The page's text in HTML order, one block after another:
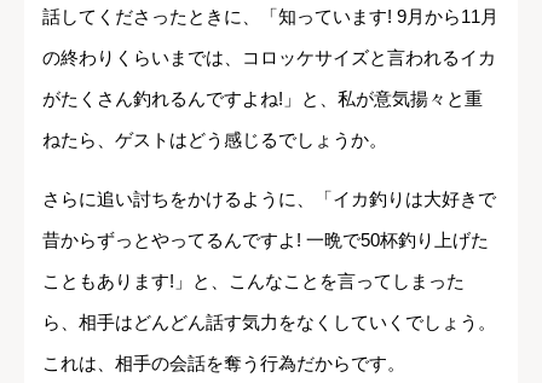
話してくださったときに、「知っています! 9月から11月
の終わりくらいまでは、コロッケサイズと言われるイカ
がたくさん釣れるんですよね!」と、私が意気揚々と重
ねたら、ゲストはどう感じるでしょうか。
さらに追い討ちをかけるように、「イカ釣りは大好きで
昔からずっとやってるんですよ! 一晩で50杯釣り上げた
こともあります!」と、こんなことを言ってしまった
ら、相手はどんどん話す気力をなくしていくでしょう。
これは、相手の会話を奪う行為だからです。